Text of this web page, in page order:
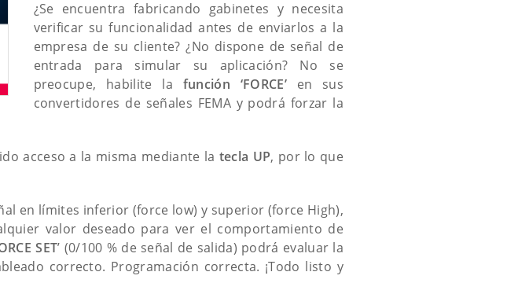
¿Se encuentra fabricando gabinetes y necesita
verificar su funcionalidad antes de enviarlos a la
empresa de su cliente? ¿No dispone de señal de
entrada para simular su aplicación? No se
preocupe, habilite la función ‘FORCE’en sus
convertidores de señales FEMA y podrá forzar la
acceso a la misma mediante la tecla UP, por lo que
en límites inferior (force low) y superior (force High),
valor deseado para ver el comportamiento de
SET’ (0/100 % de señal de salida) podrá evaluar la
correcto. Programación correcta. ¡Todo listo y